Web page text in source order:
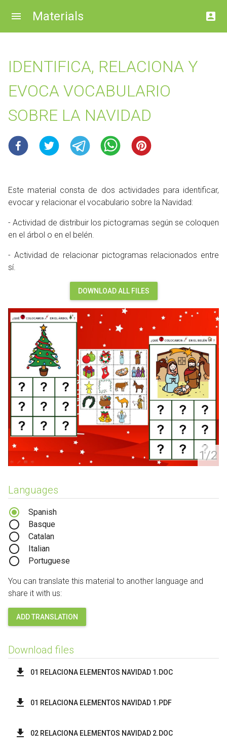
Materials
IDENTIFICA, RELACIONA Y
EVOCA VOCABULARIO
SOBRE LA NAVIDAD
1/2
Este material consta de dos actividades para identificar,
evocar y relacionar el vocabulario sobre la Navidad:
- Actividad de distribuir los pictogramas según se coloquen
en el árbol o en el belén.
- Actividad de relacionar pictogramas relacionados entre
sí.
DOWNLOAD ALL FILES
Languages
Spanish
Basque
Catalan
Italian
Portuguese
You can translate this material to another language and
share it with us:
ADD TRANSLATION
Download files
01 RELACIONA ELEMENTOS NAVIDAD 1.DOC
01 RELACIONA ELEMENTOS NAVIDAD 1.PDF
02 RELACIONA ELEMENTOS NAVIDAD 2.DOC